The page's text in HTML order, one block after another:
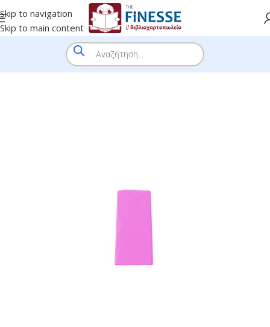
Skip to navigation
Skip to main content
BRANDS